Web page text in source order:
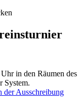
in den Räumen
System.
der Ausschreibung